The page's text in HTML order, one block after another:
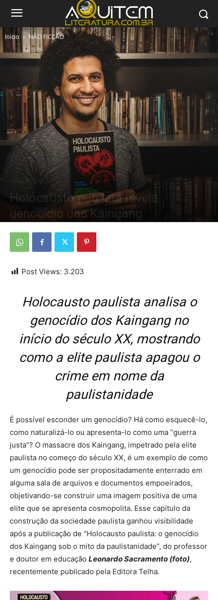
Início NÃO FICÇÃO
NÃO FICÇÃO
Holocausto paulista revela
genocídio dos Kaingang
Post Views: 3.203
Holocausto paulista analisa o
genocídio dos Kaingang no
início do século XX, mostrando
como a elite paulista apagou o
crime em nome da
paulistanidade
É possível esconder um genocídio? Há como esquecê-lo,
como naturalizá-lo ou apresenta-lo como uma “guerra
justa”? O massacre dos Kaingang, impetrado pela elite
paulista no começo do século XX, é um exemplo de como
um genocídio pode ser propositadamente enterrado em
alguma sala de arquivos e documentos empoeirados,
objetivando-se construir uma imagem positiva de uma
elite que se apresenta cosmopolita. Esse capítulo da
construção da sociedade paulista ganhou visibilidade
após a publicação de “Holocausto paulista: o genocídio
dos Kaingang sob o mito da paulistanidade”, do professor
e doutor em educação Leonardo Sacramento (foto),
recentemente publicado pela Editora Telha.